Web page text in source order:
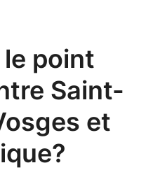
point
Saint-
et